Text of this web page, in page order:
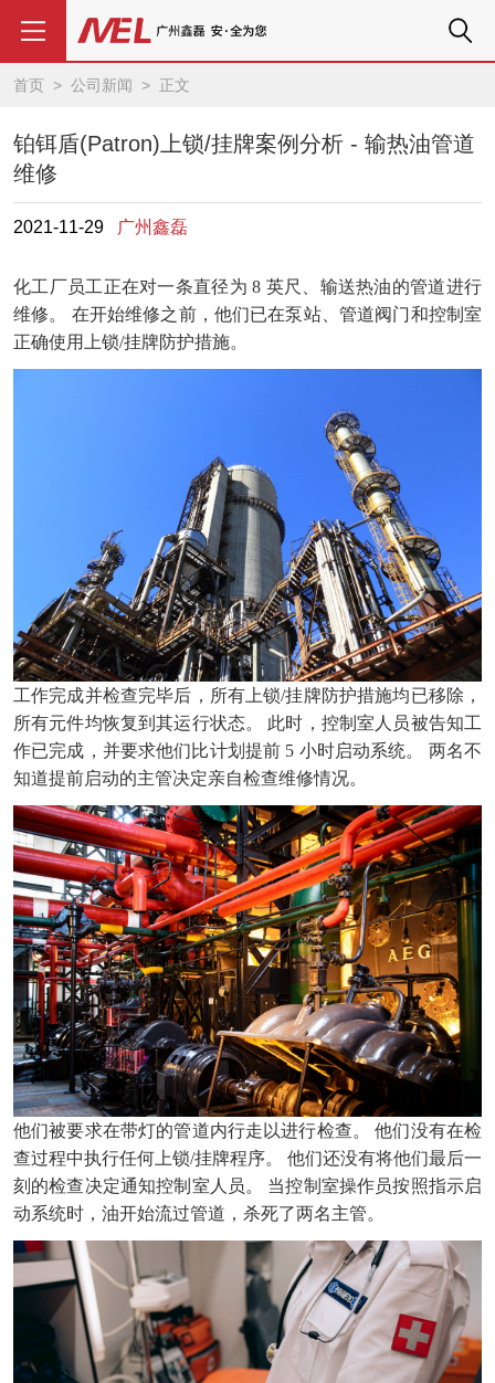
首页 > 公司新闻 > 正文
铂铒盾(Patron)上锁/挂牌案例分析 - 输热油管道
维修
2021-11-29 广州鑫磊
化工厂员工正在对一条直径为 8 英尺、输送热油的管道进行
维修。 在开始维修之前，他们已在泵站、管道阀门和控制室
正确使用上锁/挂牌防护措施。
工作完成并检查完毕后，所有上锁/挂牌防护措施均已移除，
所有元件均恢复到其运行状态。 此时，控制室人员被告知工
作已完成，并要求他们比计划提前 5 小时启动系统。 两名不
知道提前启动的主管决定亲自检查维修情况。
他们被要求在带灯的管道内行走以进行检查。 他们没有在检
查过程中执行任何上锁/挂牌程序。 他们还没有将他们最后一
刻的检查决定通知控制室人员。 当控制室操作员按照指示启
动系统时，油开始流过管道，杀死了两名主管。